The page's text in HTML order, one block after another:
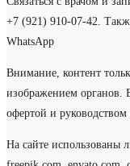
+7 (921) 910-07-42.
WhatsApp
Внимание, контент
изображением органов.
офертой и
На сайте использованы